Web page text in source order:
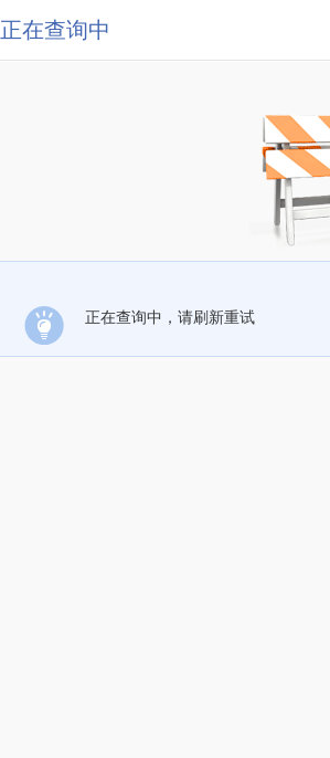
正在查询中
正在查询中，请刷新重试